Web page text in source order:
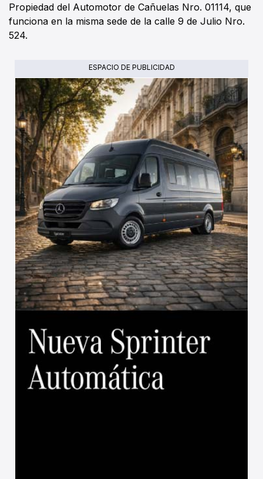
Propiedad del Automotor de Cañuelas Nro. 01114, que
funciona en la misma sede de la calle 9 de Julio Nro.
524.
ESPACIO DE PUBLICIDAD